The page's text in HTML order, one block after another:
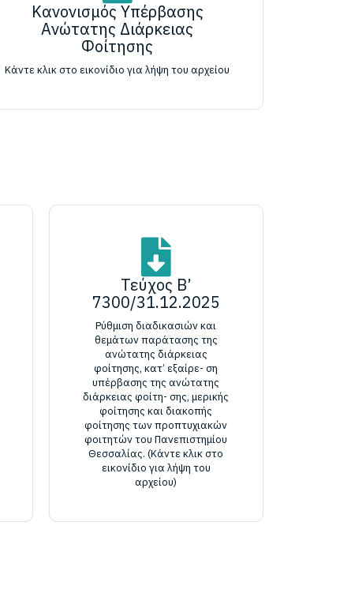
Κανονισμός Υπέρβασης
Ανώτατης Διάρκειας
Φοίτησης
Κάντε κλικ στο εικονίδιο για λήψη του αρχείου
Τεύχος B’
7300/31.12.2025
Ρύθμιση διαδικασιών και
θεμάτων παράτασης της
ανώτατης διάρκειας
φοίτησης, κατ’ εξαίρε- ση
υπέρβασης της ανώτατης
διάρκειας φοίτη- σης, μερικής
φοίτησης και διακοπής
φοίτησης των προπτυχιακών
φοιτητών του Πανεπιστημίου
Θεσσαλίας. (Κάντε κλικ στο
εικονίδιο για λήψη του
αρχείου)